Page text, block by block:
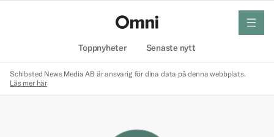
Toppnyheter Senaste nytt
meny
Schibsted News Media AB är ansvarig för dina data på denna webbplats.
Läs mer här